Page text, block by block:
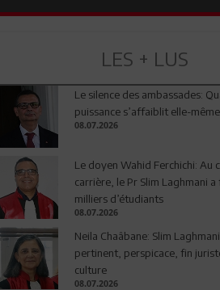
LES + LUS
Le silence des ambassades:
puissance s’affaiblit elle-même
08.07.2026
Le doyen Wahid Ferchichi: Au
carrière, le Pr Slim Laghmani
milliers d’étudiants
08.07.2026
Neila Chaâbane: Slim
pertinent, perspicace, fin
culture
08.07.2026